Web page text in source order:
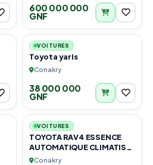
600 000 000
GNF
3 4
VOITURES
Toyota yaris
Conakry
38 000 000
GNF
4 6
VOITURES
TOYOTA RAV4 ESSENCE
AUTOMATIQUE CLIMATISÉE
OCCASION GUINÉENNE EN
Conakry